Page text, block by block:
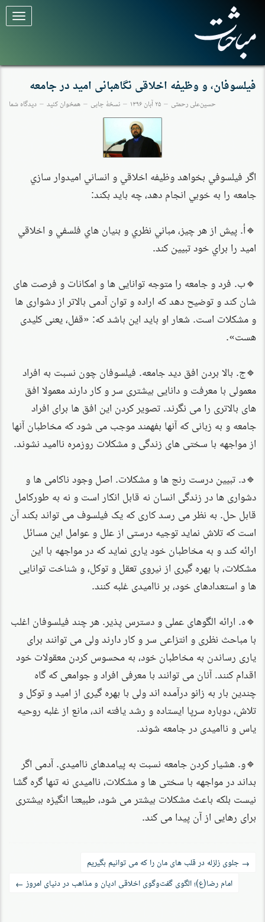
برای
تغییر
کنید
فیلسوفان، و وظیفه اخلاقی نگاهبانی امید در جامعه
حسین‌علی رحمتی ۲۵ آبان ۱۳۹۶ نسخهٔ چاپی همخوان کنید دیدگاه شما
اگر فيلسوفي بخواهد وظيفه اخلاقي و انساني اميدوار سازي
جامعه را به خوبي انجام دهد، چه باید بكند:
🔹‌أ. پیش از هر چیز، مباني نظري و بنيان هاي فلسفي و اخلاقي
اميد را براي خود تبيين کند.
🔹‌ب. فرد و جامعه را متوجه توانایی ها و امکانات و فرصت های
شان کند و توضیح دهد که اراده و توان آدمی بالاتر از دشواری ها
و مشکلات است. شعار او باید این باشد که: «قفل، یعنی کلیدی
هست».
🔹‌ج. بالا بردن افق دید جامعه. فیلسوفان چون نسبت به افراد
معمولی با معرفت و دانایی بیشتری سر و کار دارند معمولا افق
های بالاتری را می نگرند. تصویر کردن این افق ها برای افراد
جامعه و به زبانی که آنها بفهمند موجب می شود که مخاطبان آنها
از مواجهه با سختی های زندگی و مشکلات روزمره ناامید نشوند.
‌🔹د. تبیین درست رنج ها و مشکلات. اصل وجود ناکامی ها و
دشواری ها در زندگی انسان نه قابل انکار است و نه به طورکامل
قابل حل. به نظر می رسد کاری که یک فیلسوف می تواند بکند آن
است که تلاش نماید توجیه درستی از علل و عوامل این مسائل
ارائه کند و به مخاطبان خود یاری نماید که در مواجهه با این
مشکلات، با بهره گیری از نیروی تعقل و توکل، و شناخت توانایی
ها و استعدادهای خود، بر ناامیدی غلبه کنند.
🔹‌ه. ارائه الگوهای عملی و دسترس پذیر. هر چند فیلسوفان اغلب
با مباحث نظری و انتزاعی سر و کار دارند ولی می توانند برای
یاری رساندن به مخاطبان خود، به محسوس کردن معقولات خود
اقدام کنند. آنان می توانند با معرفی افراد و جوامعی که گاه
چندین بار به زانو درآمده اند ولی با بهره گیری از امید و توکل و
تلاش، دوباره سرپا ایستاده و رشد یافته اند، مانع از غلبه روحیه
یاس و ناامیدی در جامعه شوند.
‌🔹و. هشیار کردن جامعه نسبت به پیامدهای ناامیدی. آدمی اگر
بداند در مواجهه با سختی ها و مشکلات، ناامیدی نه تنها گره گشا
نیست بلکه باعث مشکلات بیشتر می شود، طبیعتا انگیزه بیشتری
برای رهایی از آن پیدا می کند.
راه‌بری
نوشته
→ جلوی زلزله در قلب های مان را که می توانیم بگیریم
امام رضا(ع)؛ الگوی گفت‌وگوی اخلاقی ادیان و مذاهب در دنیای امروز ←